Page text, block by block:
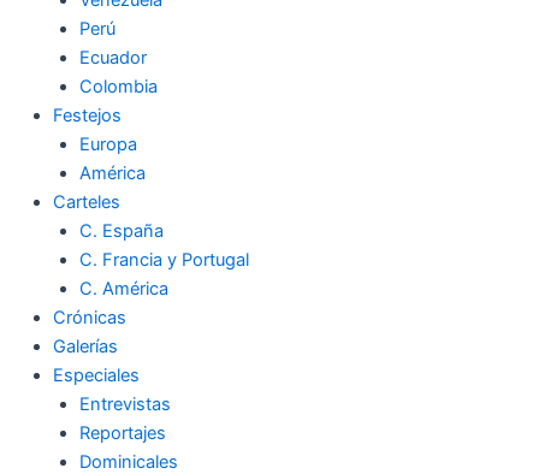
Perú
Ecuador
Colombia
Festejos
Europa
América
Carteles
C. España
C. Francia y Portugal
C. América
Crónicas
Galerías
Especiales
Entrevistas
Reportajes
Dominicales